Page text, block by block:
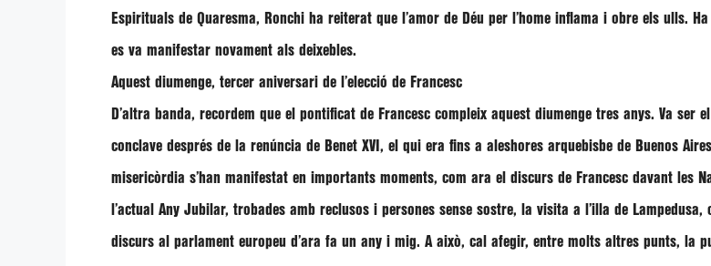
Espirituals de Quaresma, Ronchi ha reiterat que l’amor de Déu per l’home inflama i obre els ulls.
es va manifestar novament als deixebles.
Aquest diumenge, tercer aniversari de l’elecció de Francesc
D’altra banda, recordem que el pontificat de Francesc compleix aquest diumenge tres anys. Va ser
conclave després de la renúncia de Benet XVI , el qui era fins a aleshores arquebisbe de Buenos
misericòrdia s’han manifestat en importants moments, com ara el discurs de Francesc davant les
l’actual Any Jubilar, trobades amb reclusos i persones sense sostre, la visita a l’illa de
discurs al parlament europeu d’ara fa un any i mig. A això, cal afegir, entre molts altres punts, la